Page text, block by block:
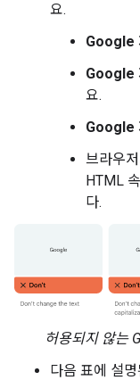
요.
Google
Google
요.
Google
브라우
HTML
다.
허용되지 않는
다음 표에 설